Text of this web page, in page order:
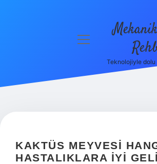
Hakkımızda
menüyü
Teknolojiyle
KAKTÜS MEYVESI
HASTALIKLARA IYI